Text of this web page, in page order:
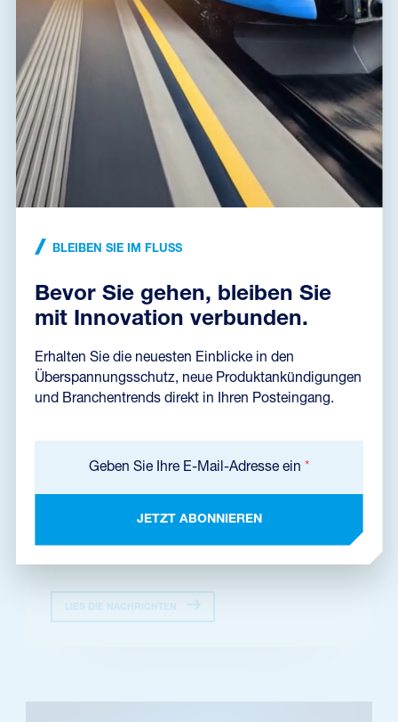
März-Ausstellungen
Im März steht uns viel Reisen bevor. Neben der traditionellen Amper-
Messe in Brünn werden wir durch ganz Deutschland reisen. Sind Sie
unterwegs? Lasse...
LIES DIE NACHRICHTEN
LIES DIE NACHRICHTEN
BLEIBEN SIE IM FLUSS
Bevor Sie gehen, bleiben Sie
mit Innovation verbunden.
Erhalten Sie die neuesten Einblicke in den
Überspannungsschutz, neue Produktankündigungen
und Branchentrends direkt in Ihren Posteingang.
Geben Sie Ihre E-Mail-Adresse ein *
JETZT ABONNIEREN